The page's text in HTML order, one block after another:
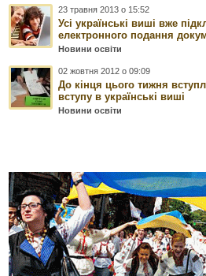
23 травня 2013 о 15:52
Усі українські виші вже
електронного подання
Новини освіти
02 жовтня 2012 о 09:09
До кінця цього тижня
вступу в українські виші
Новини освіти